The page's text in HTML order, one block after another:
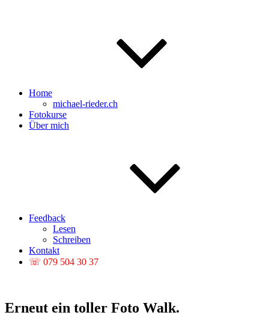
Home
michael-rieder.ch
Fotokurse
Über mich
Feedback
Lesen
Schreiben
Kontakt
☏ 079 504 30 37
Erneut ein toller Foto Walk.